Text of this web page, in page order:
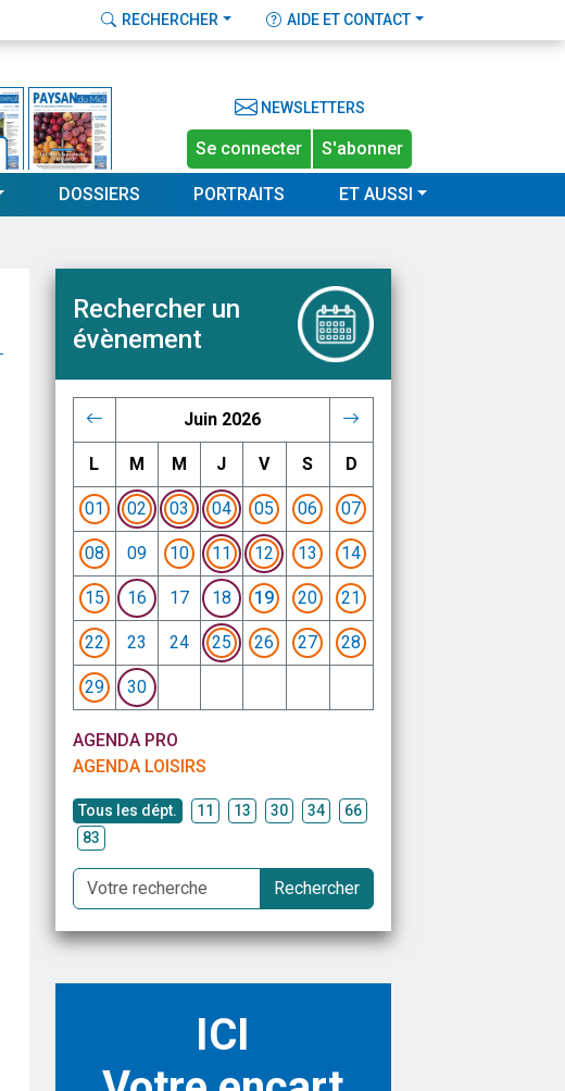
RECHERCHER AIDE ET CONTACT
NEWSLETTERS
Se connecter S'abonner
DOSSIERS PORTRAITS ET AUSSI
Rechercher un
évènement
Juin 2026
L M M J V S D
01 02 03 04 05 06 07
08 09 10 11 12 13 14
15 16 17 18 19 20 21
22 23 24 25 26 27 28
29 30
AGENDA PRO
AGENDA LOISIRS
Tous les dépt. 11 13 30 34
66
83
Rechercher
ICI